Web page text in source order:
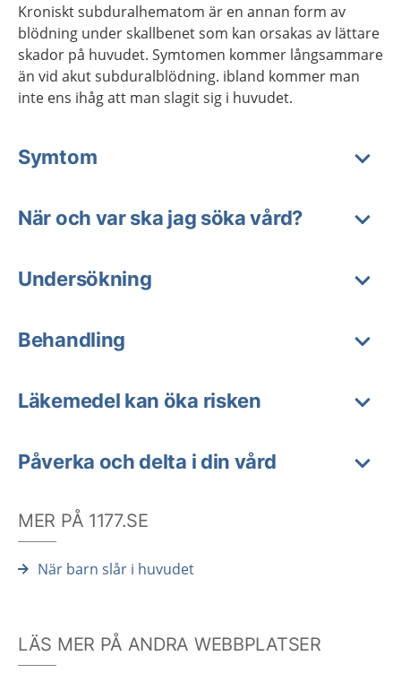
Kroniskt subduralhematom är en annan form av
blödning under skallbenet som kan orsakas av lättare
skador på huvudet. Symtomen kommer långsammare
än vid akut subduralblödning. ibland kommer man
inte ens ihåg att man slagit sig i huvudet.
Symtom
När och var ska jag söka vård?
Undersökning
Behandling
Läkemedel kan öka risken
Påverka och delta i din vård
MER PÅ 1177.SE
När barn slår i huvudet
LÄS MER PÅ ANDRA WEBBPLATSER